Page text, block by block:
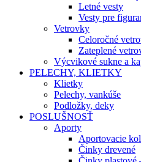
Letné vesty
Vesty pre
Vetrovky
Celoročné
Zateplené
Výcvikové sukne a
PELECHY, KLIETKY
Klietky
Pelechy, vankúše
Podložky, deky
POSLUŠNOSŤ
Aporty
Aportovacie
Činky drevené